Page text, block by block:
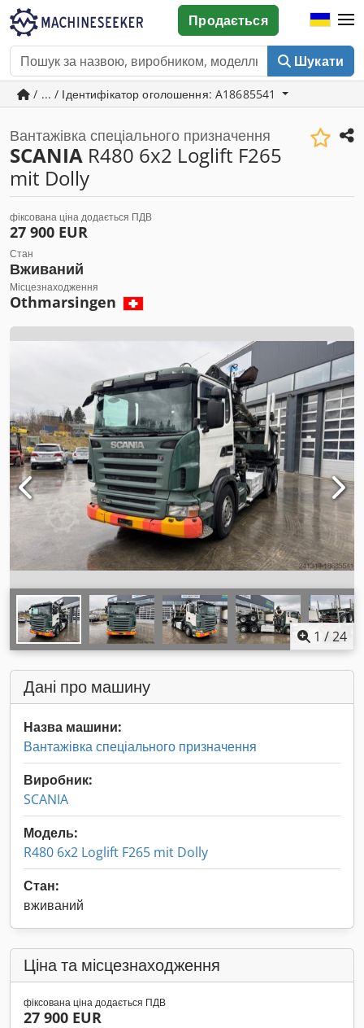
Шукати
Продається
/ ... / Ідентифікатор оголошення: A18685541
Вантажівка спеціального призначення
SCANIA R480 6x2 Loglift F265
mit Dolly
фіксована ціна додається ПДВ
27 900 EUR
Стан
Вживаний
Місцезнаходження
Othmarsingen
1 /24
Дані про машину
Назва машини:
Вантажівка спеціального призначення
Виробник:
SCANIA
Модель:
R480 6x2 Loglift F265 mit Dolly
Стан:
вживаний
Ціна та місцезнаходження
фіксована ціна додається ПДВ
27 900 EUR